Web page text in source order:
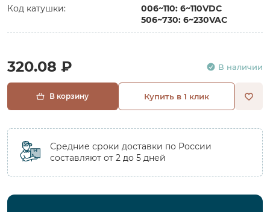
Код катушки:
006~110: 6~110VDC
506~730: 6~230VAC
320.08 ₽ В наличии
В корзину Купить в 1 клик
Средние сроки доставки по России
составляют от 2 до 5 дней